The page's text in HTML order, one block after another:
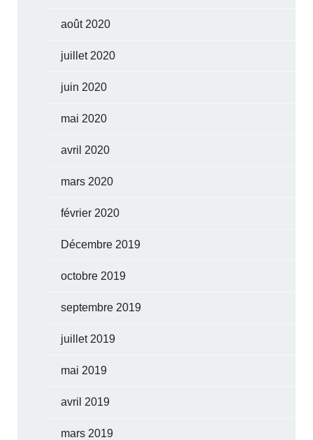
août 2020
juillet 2020
juin 2020
mai 2020
avril 2020
mars 2020
février 2020
Décembre 2019
octobre 2019
septembre 2019
juillet 2019
mai 2019
avril 2019
mars 2019